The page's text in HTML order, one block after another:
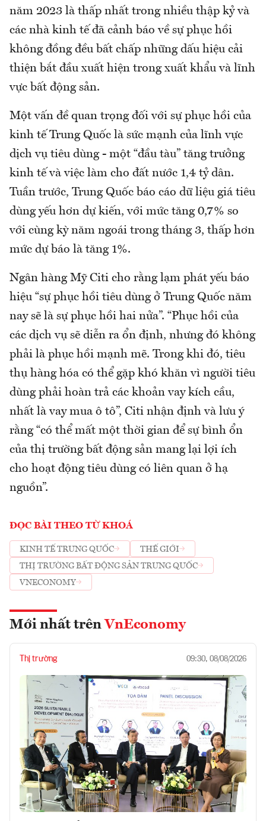
năm 2023 là thấp nhất trong nhiều thập kỷ và
các nhà kinh tế đã cảnh báo về sự phục hồi
không đồng đều bất chấp những dấu hiệu cải
thiện bắt đầu xuất hiện trong xuất khẩu và lĩnh
vực bất động sản.
Một vấn đề quan trọng đối với sự phục hồi của
kinh tế Trung Quốc là sức mạnh của lĩnh vực
dịch vụ tiêu dùng - một “đầu tàu” tăng trưởng
kinh tế và việc làm cho đất nước 1,4 tỷ dân.
Tuần trước, Trung Quốc báo cáo dữ liệu giá tiêu
dùng yếu hơn dự kiến, với mức tăng 0,7% so
với cùng kỳ năm ngoái trong tháng 3, thấp hơn
mức dự báo là tăng 1%.
Ngân hàng Mỹ Citi cho rằng lạm phát yếu báo
hiệu “sự phục hồi tiêu dùng ở Trung Quốc năm
nay sẽ là sự phục hồi hai nửa”. “Phục hồi của
các dịch vụ sẽ diễn ra ổn định, nhưng đó không
phải là phục hồi mạnh mẽ. Trong khi đó, tiêu
thụ hàng hóa có thể gặp khó khăn vì người tiêu
dùng phải hoàn trả các khoản vay kích cầu,
nhất là vay mua ô tô”, Citi nhận định và lưu ý
rằng “có thể mất một thời gian để sự bình ổn
của thị trường bất động sản mang lại lợi ích
cho hoạt động tiêu dùng có liên quan ở hạ
nguồn”.
ĐỌC BÀI THEO TỪ KHOÁ
KINH TẾ TRUNG QUỐC
THẾ GIỚI
THỊ TRƯỜNG BẤT ĐỘNG SẢN TRUNG QUỐC
VNECONOMY
Mới nhất trên VnEconomy
Thị trường 09:30, 08/08/2026